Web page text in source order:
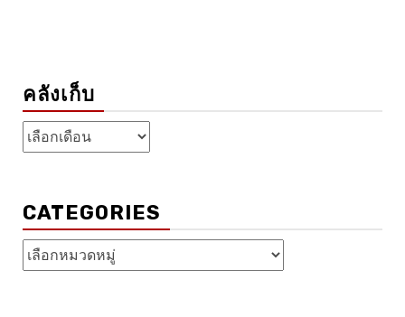
คลังเก็บ
คลัง
เก็บ
CATEGORIES
Categories